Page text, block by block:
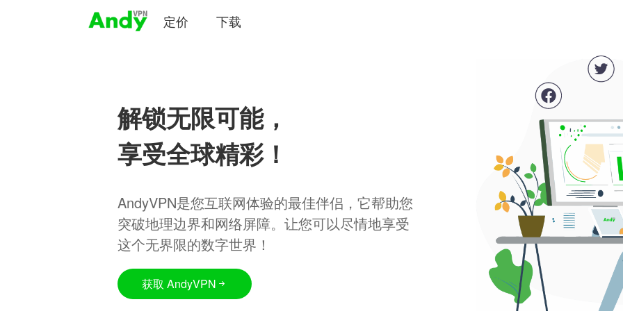
定价 下载
解锁无限可能，
享受全球精彩！
AndyVPN是您互联网体验的最佳伴侣，它帮助您
突破地理边界和网络屏障。让您可以尽情地享受
这个无界限的数字世界！
获取 AndyVPN